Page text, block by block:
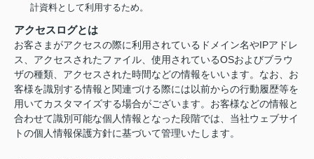
計資料として利用するため。
アクセスログとは
お客さまがアクセスの際に利用されているドメイン名やIPアドレ
ス、アクセスされたファイル、使用されているOSおよびブラウ
ザの種類、アクセスされた時間などの情報をいいます。なお、お
客様を識別する情報と関連づける際には以前からの行動履歴等を
用いてカスタマイズする場合がございます。お客様などの情報と
合わせて識別可能な個人情報となった段階では、当社ウェブサイ
トの個人情報保護方針に基づいて管理いたします。